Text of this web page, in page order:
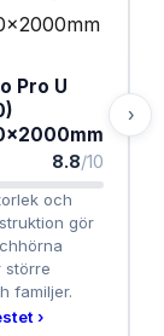
Pro U
8.8/10
och
gör
större
familjer.
›
›